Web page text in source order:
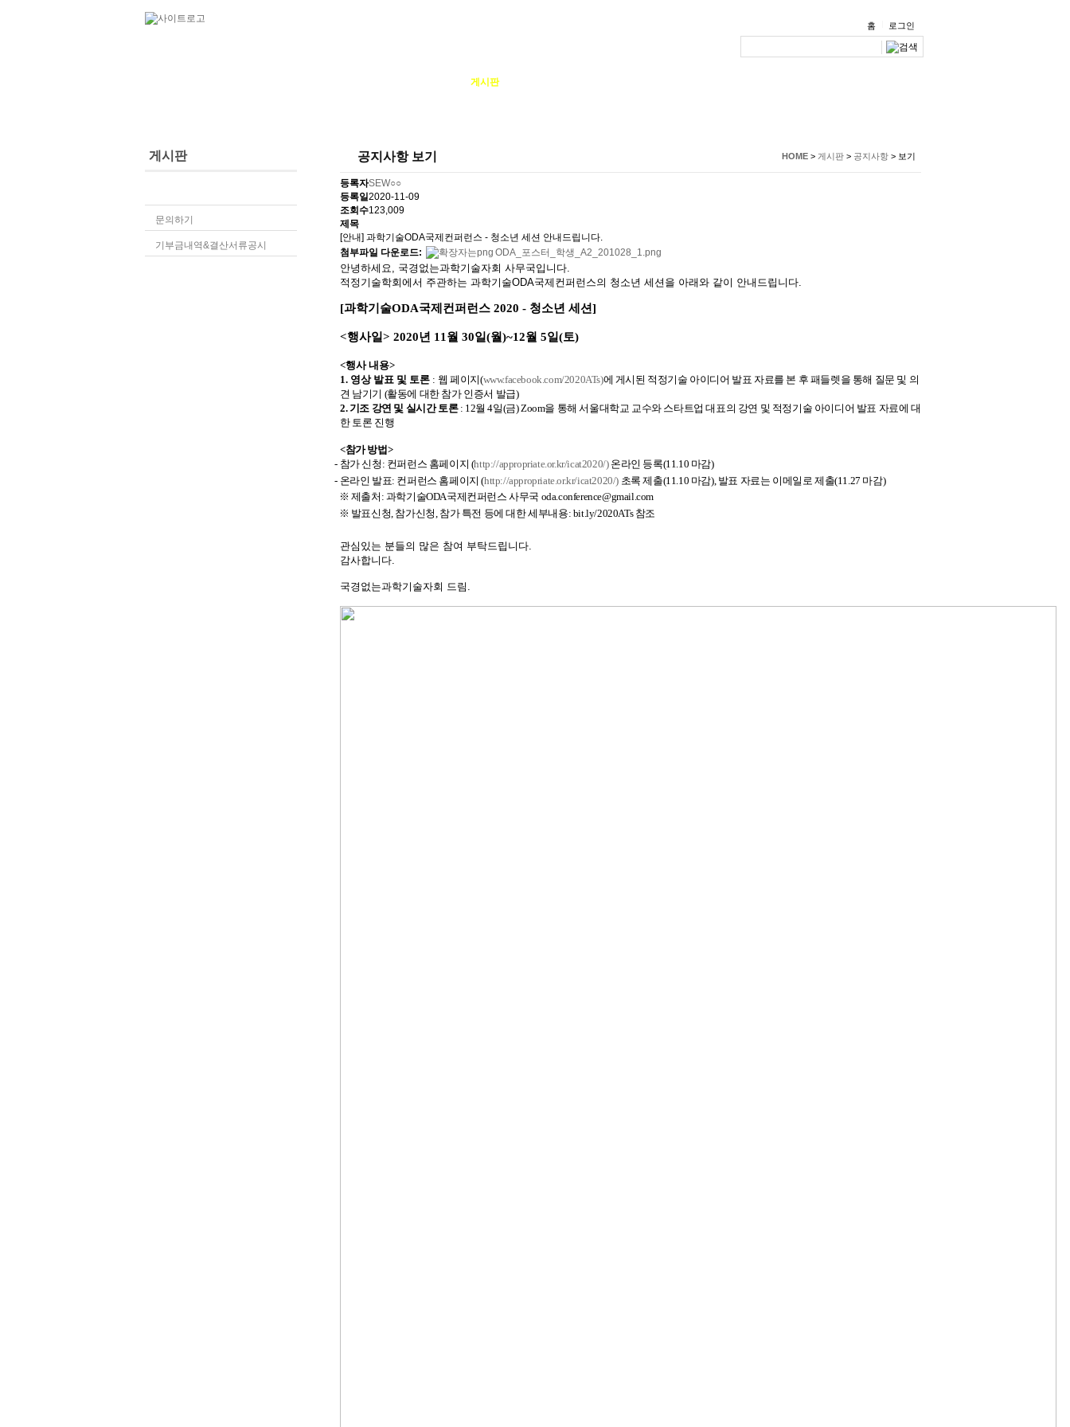
홈 로그인
게시판
게시판
문의하기
기부금내역&결산서류공시
공지사항 보기 HOME > 게시판 > 공지사항 > 보기
등록자SEW○○
등록일2020-11-09
조회수123,009
제목
[안내] 과학기술ODA국제컨퍼런스 - 청소년 세션 안내드립니다.
첨부파일 다운로드:
ODA_포스터_학생_A2_201028_1.png
안녕하세요, 국경없는과학기술자회 사무국입니다.
적정기술학회에서 주관하는 과학기술ODA국제컨퍼런스의 청소년 세션을 아래와 같이 안내드립니다.
[과학기술ODA국제컨퍼런스 2020 - 청소년 세션]
<행사일> 2020년 11월 30일(월)~12월 5일(토)
<행사 내용>
1. 영상 발표 및 토론 : 웹 페이지(www.facebook.com/2020ATs)에 게시된 적정기술 아이디어 발표 자료를 본 후 패들렛을 통해 질문 및 의
견 남기기 (활동에 대한 참가 인증서 발급)
2. 기조 강연 및 실시간 토론 : 12월4일(금) Zoom을 통해 서울대학교 교수와 스타트업 대표의 강연 및 적정기술 아이디어 발표 자료에 대
한 토론 진행
<참가 방법>
- 참가 신청 : 컨퍼런스 홈페이지 (http://appropriate.or.kr/icat2020/) 온라인 등록(11.10 마감)
- 온라인 발표: 컨퍼런스 홈페이지(http://appropriate.or.kr/icat2020/) 초록 제출(11.10 마감), 발표 자료는 이메일로 제출(11.27 마감)
※ 제출처 : 과학기술ODA국제컨퍼런스 사무국 oda.conference@gmail.com
※ 발표신청 참가신청 참가 특전 등에 대한 세부내용: bit.ly/2020ATs 참조
관심있는 분들의 많은 참여 부탁드립니다.
감사합니다.
국경없는과학기술자회 드림.